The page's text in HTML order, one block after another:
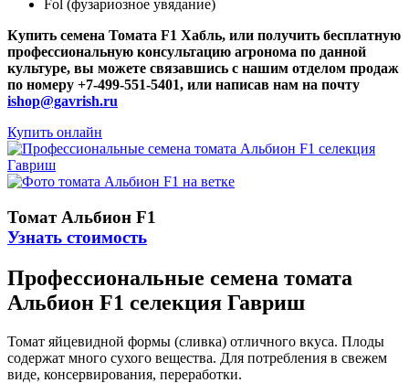
Fol (фузариозное увядание)
Купить семена Томата F1 Хабль, или получить бесплатную
профессиональную консультацию агронома по данной
культуре, вы можете связавшись с нашим отделом продаж
по номеру +7-499-551-5401, или написав нам на почту
ishop@gavrish.ru
Купить онлайн
Томат Альбион F1
Узнать стоимость
Профессиональные семена томата
Альбион F1 селекция Гавриш
Томат яйцевидной формы (сливка) отличного вкуса. Плоды
содержат много сухого вещества. Для потребления в свежем
виде, консервирования, переработки.